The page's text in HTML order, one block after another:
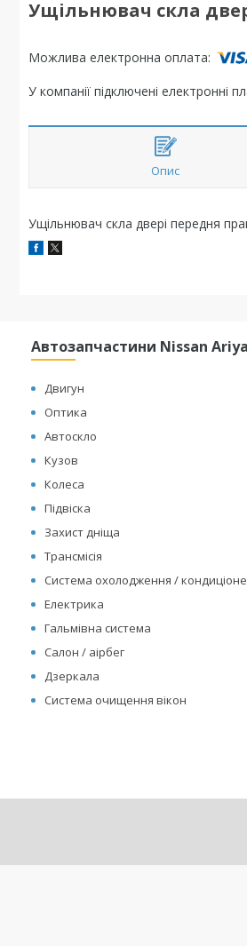
Ущільнювач скла
У компанії підключені
Опис
Ущільнювач скла двері передня
Автозапчастини Nissan Ariya
Двигун
Оптика
Автоскло
Кузов
Колеса
Підвіска
Захист дніща
Трансмісія
Система охолодження /
Електрика
Гальмівна система
Салон / аірбег
Дзеркала
Система очищення вікон